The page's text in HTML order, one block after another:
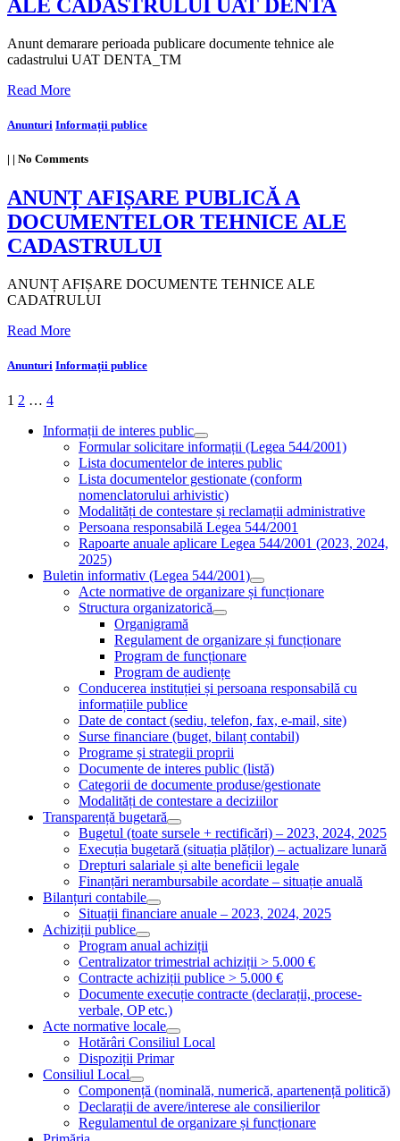
ALE CADASTRULUI UAT DENTA
Anunt demarare perioada publicare documente tehnice ale
cadastrului UAT DENTA_TM
Read More
Anunturi Informații publice
| | No Comments
ANUNȚ AFIȘARE PUBLICĂ A
DOCUMENTELOR TEHNICE ALE
CADASTRULUI
ANUNȚ AFIȘARE DOCUMENTE TEHNICE ALE
CADATRULUI
Read More
Anunturi Informații publice
1 2 … 4
Informații de interes public
Formular solicitare informații (Legea 544/2001)
Lista documentelor de interes public
Lista documentelor gestionate (conform
nomenclatorului arhivistic)
Modalități de contestare și reclamații administrative
Persoana responsabilă Legea 544/2001
Rapoarte anuale aplicare Legea 544/2001 (2023, 2024,
2025)
Buletin informativ (Legea 544/2001)
Acte normative de organizare și funcționare
Structura organizatorică
Organigramă
Regulament de organizare și funcționare
Program de funcționare
Program de audiențe
Conducerea instituției și persoana responsabilă cu
informațiile publice
Date de contact (sediu, telefon, fax, e-mail, site)
Surse financiare (buget, bilanț contabil)
Programe și strategii proprii
Documente de interes public (listă)
Categorii de documente produse/gestionate
Modalități de contestare a deciziilor
Transparență bugetară
Bugetul (toate sursele + rectificări) – 2023, 2024, 2025
Execuția bugetară (situația plăților) – actualizare lunară
Drepturi salariale și alte beneficii legale
Finanțări nerambursabile acordate – situație anuală
Bilanțuri contabile
Situații financiare anuale – 2023, 2024, 2025
Achiziții publice
Program anual achiziții
Centralizator trimestrial achiziții > 5.000 €
Contracte achiziții publice > 5.000 €
Documente execuție contracte (declarații, procese-
verbale, OP etc.)
Acte normative locale
Hotărâri Consiliul Local
Dispoziții Primar
Consiliul Local
Componență (nominală, numerică, apartenență politică)
Declarații de avere/interese ale consilierilor
Regulamentul de organizare și funcționare